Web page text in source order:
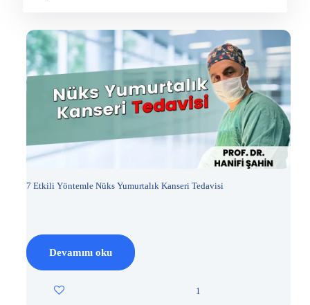
7 Etkili Yöntemle Nüks Yumurtalık Kanseri Tedavisi
Devamını oku
1